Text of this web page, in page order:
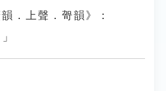
．上聲．哿韻》：